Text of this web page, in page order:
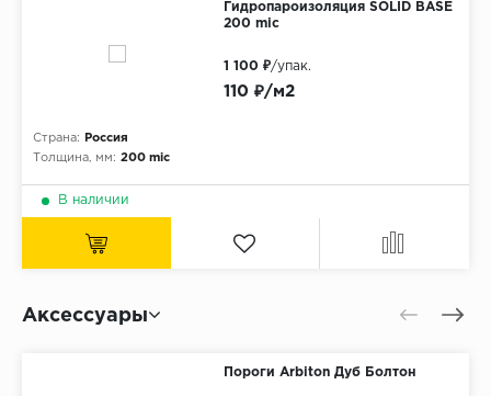
Гидропароизоляция SOLID BASE
200 mic
Страна:
Россия
Толщина, мм: 200 mic
110 ₽/м2
1 100 ₽/упак.
В наличии
Аксессуары
Пороги Arbiton Дуб Болтон